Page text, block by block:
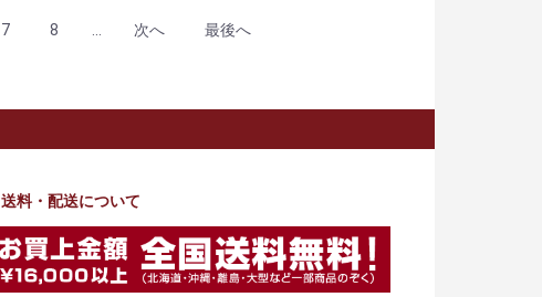
7 8 ... 次へ 最後へ
送料・配送について